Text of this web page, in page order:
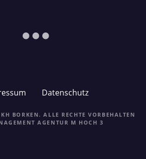
Datenschutz
BORKEN. ALLE RECHTE VORBEHALTEN
AGENTUR M HOCH 3